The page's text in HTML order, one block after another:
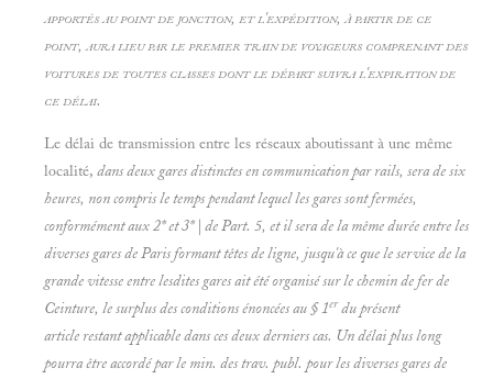
apportés au point de jonction, et l'expédition, à partir de ce
point, aura lieu par le premier train de voyageurs comprenant des
voitures de toutes classes dont le départ suivra l'expiration de
ce délai.
Le délai de transmission entre les réseaux aboutissant à une même
localité, dans deux gares distinctes en communication par rails, sera de six
heures, non compris le temps pendant lequel les gares sont fermées,
conformément aux 2* et 3* | de Part. 5, et il sera de la même durée entre les
diverses gares de Paris formant têtes de ligne, jusqu'à ce que le service de la
grande vitesse entre lesdites gares ait été organisé sur lechemin de fer de
Ceinture, le surplus des conditions énoncées au § 1er du présent
article restant applicable dans ces deux derniers cas. Un délai plus long
pourra être accordé par le min. des trav. publ. pour les diverses gares de